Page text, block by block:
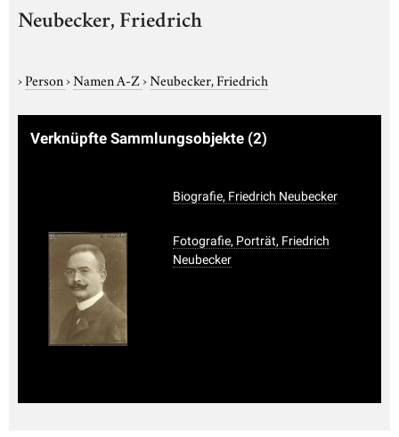
Neubecker, Friedrich
›Person›Namen A-Z›Neubecker, Friedrich
Verknüpfte Sammlungsobjekte (2)
Biografie, Friedrich Neubecker
Fotografie, Porträt, Friedrich
Neubecker